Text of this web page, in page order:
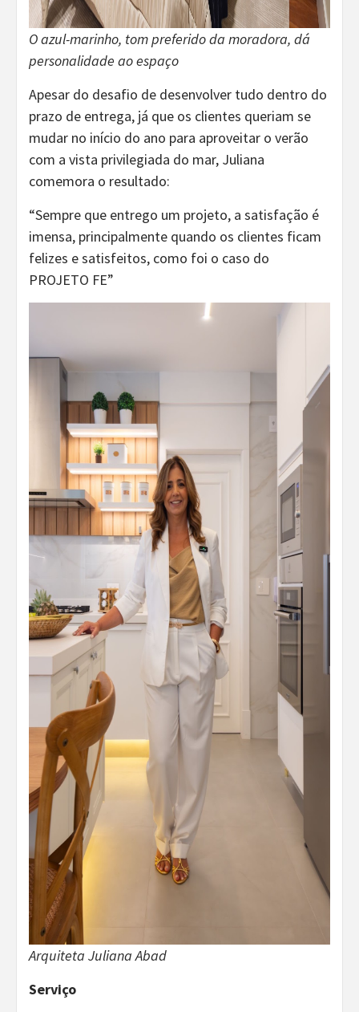
O azul-marinho, tom preferido da moradora, dá
personalidade ao espaço
Apesar do desafio de desenvolver tudo dentro do
prazo de entrega, já que os clientes queriam se
mudar no início do ano para aproveitar o verão
com a vista privilegiada do mar, Juliana
comemora o resultado:
“Sempre que entrego um projeto, a satisfação é
imensa, principalmente quando os clientes ficam
felizes e satisfeitos, como foi o caso do
PROJETO FE”
Arquiteta Juliana Abad
Serviço